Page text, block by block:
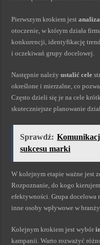
Pierwszym krokiem jest
otoczenie, w którym działa
konkurencji, identyfikację
i oczekiwań grupy docelowej.
Następnie należyustalić cele
określone i mierzalne, co
Często dzieli się je na cele
skuteczniejsze planowanie
Sprawdź:
sukcesu marki
W kolejnym etapie ważne jest
Rozpoznanie, do kogo
efektywności. Grupa docelowa
inne osoby wpływowe w
Kolejnym krokiem jest wybór
kampanii. Warto rozważyć